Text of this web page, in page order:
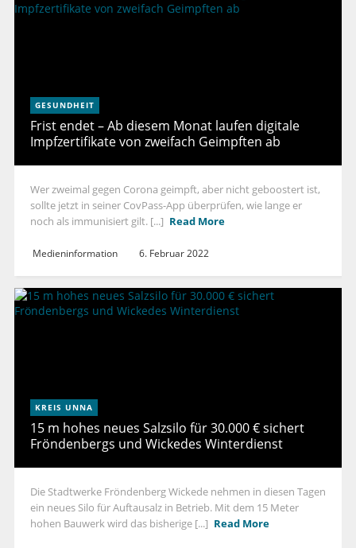
GESUNDHEIT
Frist endet – Ab diesem Monat laufen digitale
Impfzertifikate von zweifach Geimpften ab
Wer zweimal gegen Corona geimpft, aber nicht geboostert ist,
sollte jetzt in seiner CovPass-App überprüfen, wie lange er
noch als immunisiert gilt. [...] Read More
Medieninformation 6. Februar 2022
KREIS UNNA
15 m hohes neues Salzsilo für 30.000 € sichert
Fröndenbergs und Wickedes Winterdienst
Die Stadtwerke Fröndenberg Wickede nehmen in diesen Tagen
ein neues Silo für Auftausalz in Betrieb. Mit dem 15 Meter
hohen Bauwerk wird das bisherige [...] Read More